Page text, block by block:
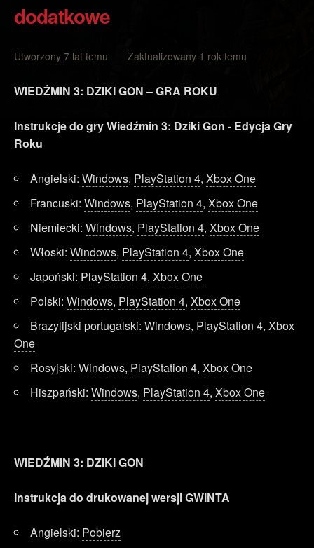
dodatkowe
Utworzony 7 lat temu Zaktualizowany 1 rok temu
WIEDŹMIN 3: DZIKI GON – GRA ROKU
Instrukcje do gry Wiedźmin 3: Dziki Gon - Edycja Gry
Roku
Angielski: Windows, PlayStation 4, Xbox One
Francuski: Windows, PlayStation 4, Xbox One
Niemiecki: Windows, PlayStation 4, Xbox One
Włoski: Windows, PlayStation 4, Xbox One
Japoński: PlayStation 4, Xbox One
Polski: Windows, PlayStation 4, Xbox One
Brazylijski portugalski: Windows, PlayStation 4, Xbox
One
Rosyjski: Windows, PlayStation 4, Xbox One
Hiszpański: Windows, PlayStation 4, Xbox One
WIEDŹMIN 3: DZIKI GON
Instrukcja do drukowanej wersji GWINTA
Angielski: Pobierz